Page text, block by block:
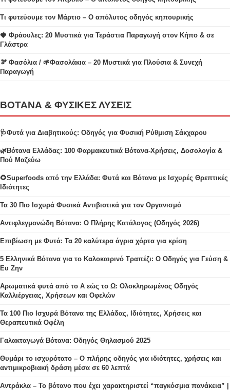
Τι φυτεύουμε τον Μάρτιο – Ο απόλυτος οδηγός κηπουρικής
🍓 Φράουλες: 20 Μυστικά για Τεράστια Παραγωγή στον Κήπο & σε
Γλάστρα
🫘 Φασόλια / 🌱Φασολάκια – 20 Μυστικά για Πλούσια & Συνεχή
Παραγωγή
ΒΟΤΑΝΑ & ΦΥΣΙΚΕΣ ΛΥΣΕΙΣ
🩺Φυτά για Διαβητικούς: Οδηγός για Φυσική Ρύθμιση Σάκχαρου
🌿Βότανα Ελλάδας: 100 Φαρμακευτικά Βότανα-Χρήσεις, Δοσολογία &
Πού Μαζεύω
🌻Superfoods από την Ελλάδα: Φυτά και Βότανα με Ισχυρές Θρεπτικές
Ιδιότητες
Τα 30 Πιο Ισχυρά Φυσικά Αντιβιοτικά για τον Οργανισμό
Αντιφλεγμονώδη Βότανα: Ο Πλήρης Κατάλογος (Οδηγός 2026)
Επιβίωση με Φυτά: Τα 20 καλύτερα άγρια χόρτα για κρίση
5 Ελληνικά Βότανα για το Καλοκαιρινό Τραπέζι: Ο Οδηγός για Γεύση &
Ευ Ζην
Αρωματικά φυτά από το Α εώς το Ω: Ολοκληρωμένος Οδηγός
Καλλιέργειας, Χρήσεων και Οφελών
Τα 100 Πιο Ισχυρά Βότανα της Ελλάδας, Ιδιότητες, Χρήσεις και
Θεραπευτικά Οφέλη
Γαλακταγωγά Βότανα: Οδηγός Θηλασμού 2025
Θυμάρι το ισχυρότατο – Ο πλήρης οδηγός για ιδιότητες, χρήσεις και
αντιμικροβιακή δράση μέσα σε 60 λεπτά
Αντράκλα – Το βότανο που έχει χαρακτηριστεί “παγκόσμια πανάκεια” |